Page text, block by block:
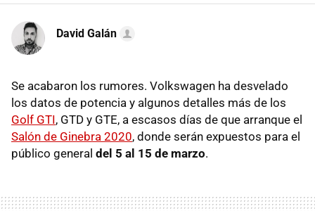
David Galán
Se acabaron los rumores. Volkswagen ha desvelado
los datos de potencia y algunos detalles más de los
Golf GTI, GTD y GTE, a escasos días de que arranque el
Salón de Ginebra 2020, donde serán expuestos para el
público general del 5 al 15 de marzo.